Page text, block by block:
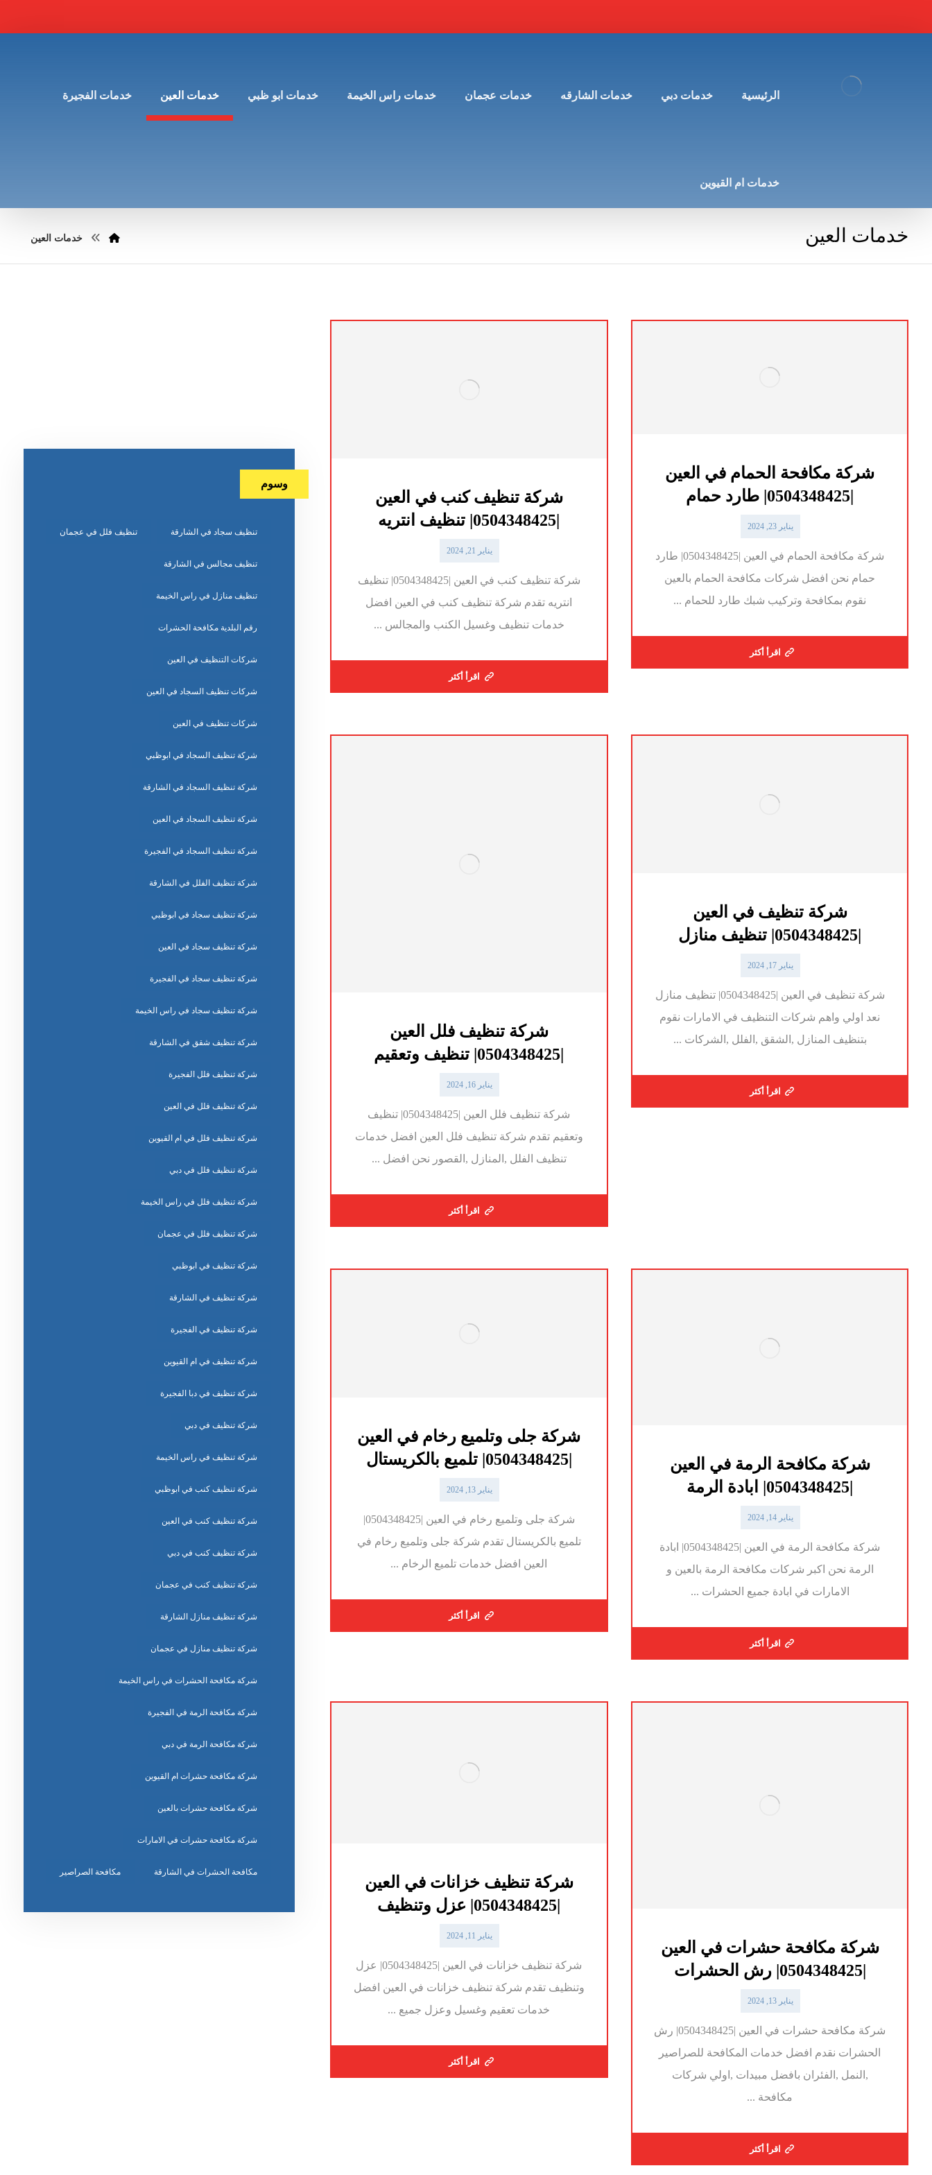
الرئيسية خدمات دبي خدمات الشارقه خدمات عجمان خدمات راس الخيمة خدمات ابو ظبي خدمات العين خدمات الفجيرة
خدمات ام القيوين
خدمات العين خدمات العين
شركة مكافحة الحمام في العين
يناير 23, 2024
شركة مكافحة الحمام في العين |0504348425| طارد
حمام نحن افضل شركات مكافحة الحمام بالعين
نقوم بمكافحة وتركيب شبك طارد للحمام ...
اقرأ أكثر
شركة تنظيف كنب في العين
يناير 21, 2024
شركة تنظيف كنب في العين |0504348425| تنظيف
انتريه تقدم شركة تنظيف كنب في العين افضل
خدمات تنظيف وغسيل الكنب والمجالس ...
اقرأ أكثر
شركة تنظيف في العين
يناير 17, 2024
شركة تنظيف في العين |0504348425| تنظيف منازل
نعد اولي واهم شركات التنظيف في الامارات نقوم
بتنظيف المنازل ,الشقق ,الفلل ,الشركات ...
اقرأ أكثر
شركة تنظيف فلل العين
يناير 16, 2024
شركة تنظيف فلل العين |0504348425| تنظيف
وتعقيم تقدم شركة تنظيف فلل العين افضل خدمات
تنظيف الفلل ,المنازل ,القصور نحن افضل ...
اقرأ أكثر
شركة مكافحة الرمة في العين
|0504348425| ابادة الرمة
يناير 14, 2024
شركة مكافحة الرمة في العين |0504348425| ابادة
الرمة نحن اكبر شركات مكافحة الرمة بالعين و
الامارات في ابادة جميع الحشرات ...
اقرأ أكثر
شركة جلى وتلميع رخام في العين
|0504348425| تلميع بالكريستال
يناير 13, 2024
شركة جلى وتلميع رخام في العين |0504348425|
تلميع بالكريستال تقدم شركة جلى وتلميع رخام في
العين افضل خدمات تلميع الرخام ...
اقرأ أكثر
شركة مكافحة حشرات في العين
|0504348425| رش الحشرات
يناير 13, 2024
شركة مكافحة حشرات في العين |0504348425| رش
الحشرات نقدم افضل خدمات المكافحة للصراصير
,النمل ,الفئران بافضل مبيدات ,اولي شركات
مكافحة ...
اقرأ أكثر
شركة تنظيف خزانات في العين
|0504348425| عزل وتنظيف
يناير 11, 2024
شركة تنظيف خزانات في العين |0504348425| عزل
وتنظيف تقدم شركة تنظيف خزانات في العين افضل
خدمات تعقيم وغسيل وعزل جميع ...
اقرأ أكثر
وسوم
تنظيف سجاد في الشارقة تنظيف فلل في عجمان
تنظيف مجالس في الشارقة
تنظيف منازل في راس الخيمة
رقم البلدية مكافحة الحشرات
شركات التنظيف في العين
شركات تنظيف السجاد في العين
شركات تنظيف في العين
شركة تنظيف السجاد في ابوظبي
شركة تنظيف السجاد في الشارقة
شركة تنظيف السجاد في العين
شركة تنظيف السجاد في الفجيرة
شركة تنظيف الفلل في الشارقة
شركة تنظيف سجاد في ابوظبي
شركة تنظيف سجاد في العين
شركة تنظيف سجاد في الفجيرة
شركة تنظيف سجاد في راس الخيمة
شركة تنظيف شقق في الشارقة
شركة تنظيف فلل الفجيرة
شركة تنظيف فلل في العين
شركة تنظيف فلل في ام القيوين
شركة تنظيف فلل في دبي
شركة تنظيف فلل في راس الخيمة
شركة تنظيف فلل في عجمان
شركة تنظيف في ابوظبي
شركة تنظيف في الشارقة
شركة تنظيف في الفجيرة
شركة تنظيف في ام القيوين
شركة تنظيف في دبا الفجيرة
شركة تنظيف في دبي
شركة تنظيف في راس الخيمة
شركة تنظيف كنب في ابوظبي
شركة تنظيف كنب في العين
شركة تنظيف كنب في دبي
شركة تنظيف كنب في عجمان
شركة تنظيف منازل الشارقة
شركة تنظيف منازل في عجمان
شركة مكافحة الحشرات في راس الخيمة
شركة مكافحة الرمة في الفجيرة
شركة مكافحة الرمة في دبي
شركة مكافحة حشرات ام القيوين
شركة مكافحة حشرات بالعين
شركة مكافحة حشرات في الامارات
مكافحة الحشرات في الشارقة مكافحة الصراصير